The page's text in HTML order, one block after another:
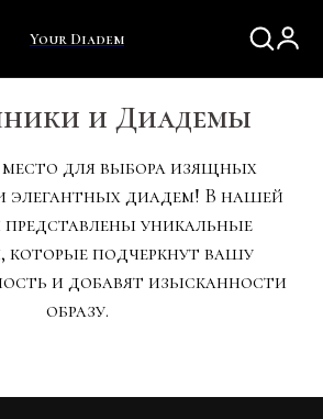
Your Diadem
и Диадемы
для выбора изящных
элегантных диадем! В нашей
уникальные
которые подчеркнут вашу
и добавят изысканности
образу.